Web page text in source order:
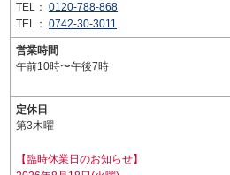
TEL： 0120-788-868
TEL： 0742-30-3011
営業時間
午前10時〜午後7時
定休日
第3木曜
【臨時休業日のお知らせ】